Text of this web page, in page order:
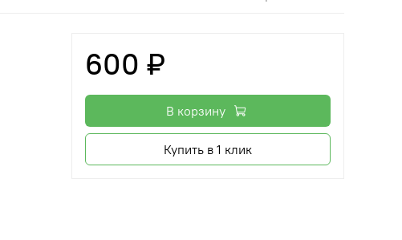
600 ₽
В корзину
Купить в 1 клик